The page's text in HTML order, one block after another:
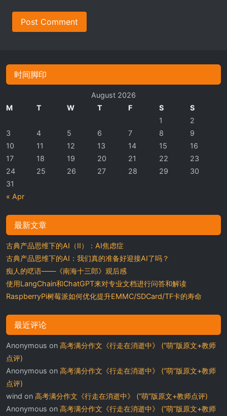
Post Comment
时间脚印
August 2026
M
T W T F S S
« Apr
1
2
3
4 5 6 7 8
9
10
11 12 13 14 15
16
17
18 19 20 21 22
23
24
25 26 27 28 29
30
31
最新文章
古典产品思维下的AI（II）：AI焦虑症
古典产品思维下的AI：我们真的准备好迎接AI了吗？
痴人的呓语——《南海十三郎》观后感
使用LangChain和ChatGPT来对专业文档进行问答和解读
RaspberryPi树莓派如何优化提升EMMC/SDCard/TF卡的寿命
最近评论
Anonymous on 高考满分作文《行走在消逝中》 (“萌”版原文+教师
点评)
Anonymous on 高考满分作文《行走在消逝中》 (“萌”版原文+教师
点评)
wind on 高考满分作文《行走在消逝中》 (“萌”版原文+教师点评)
Anonymous on 高考满分作文《行走在消逝中》 (“萌”版原文+教师